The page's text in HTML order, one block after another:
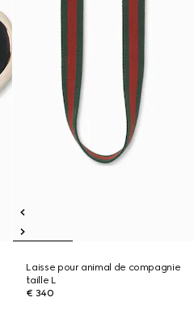
Laisse pour animal de compagnie
taille L
€ 340